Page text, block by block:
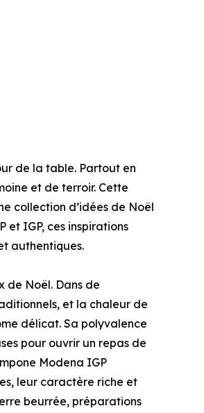
de la table. Partout en
et de terroir. Cette
collection d’idées de Noël
et IGP, ces inspirations
authentiques.
de Noël. Dans de
et la chaleur de
délicat. Sa polyvalence
pour ouvrir un repas de
Modena IGP
leur caractère riche et
beurrée, préparations